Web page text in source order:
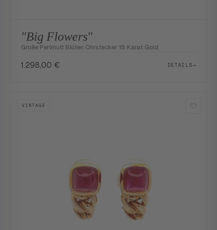
"Big Flowers"
Große Perlmutt Blüten Ohrstecker 18 Karat Gold
1.298,00 € DETAILS→
VINTAGE